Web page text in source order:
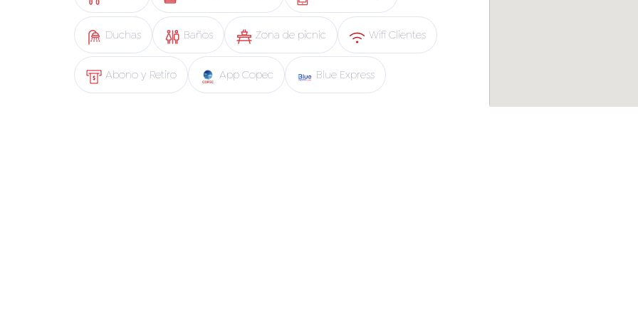
Duchas Baños Zona de picnic Wifi Clientes
Abono y Retiro App Copec Blue Express